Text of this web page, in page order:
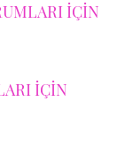
İÇİN
İÇİN